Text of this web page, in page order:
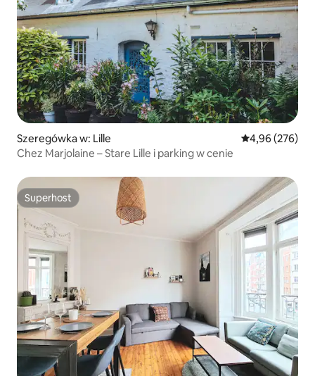
Szeregówka w: Lille Średnia
4,96 (276)
Chez Marjolaine – Stare Lille i parking w cenie
Superhost
Superhost